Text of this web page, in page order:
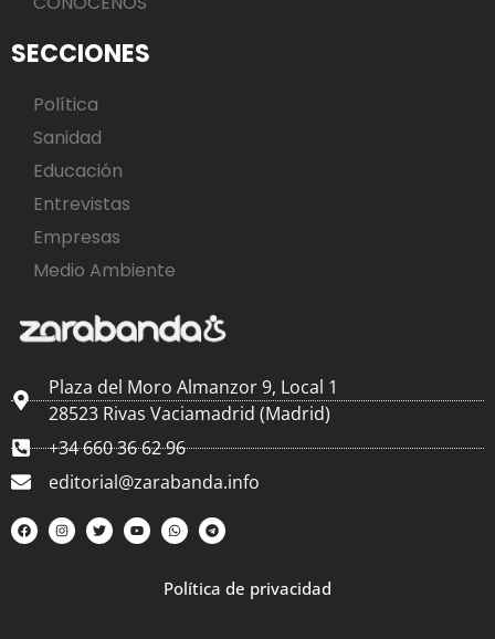
SECCIONES
Política
Sanidad
Educación
Entrevistas
Empresas
Medio Ambiente
Plaza del Moro Almanzor 9, Local 1
28523 Rivas Vaciamadrid (Madrid)
+34 660 36 62 96
editorial@zarabanda.info
Política de privacidad